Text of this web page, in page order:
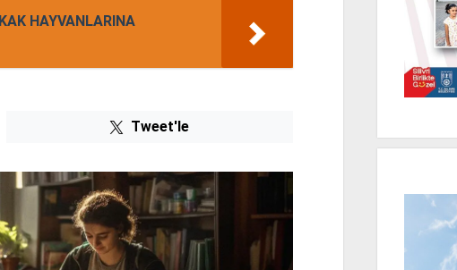
HAYVANLARINA
Tweet'le